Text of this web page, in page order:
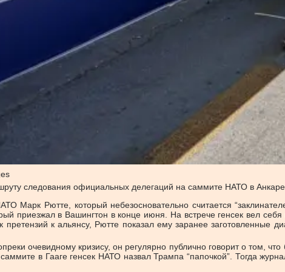
следования официальных делегаций на саммите НАТО в
Марк Рютте, который небезосновательно считается
приезжал в Вашингтон в конце июня. На встрече генсек вел
претензий к альянсу, Рютте показал ему заранее
очевидному кризису, он регулярно публично говорит о том,
в Гааге генсек НАТО назвал Трампа “папочкой”. Тогда